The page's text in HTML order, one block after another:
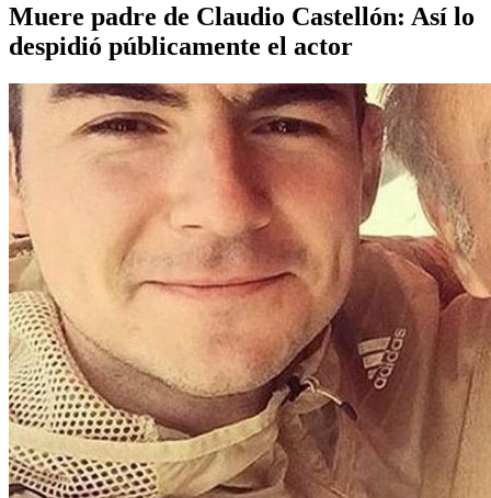
Muere padre de Claudio Castellón: Así lo
despidió públicamente el actor